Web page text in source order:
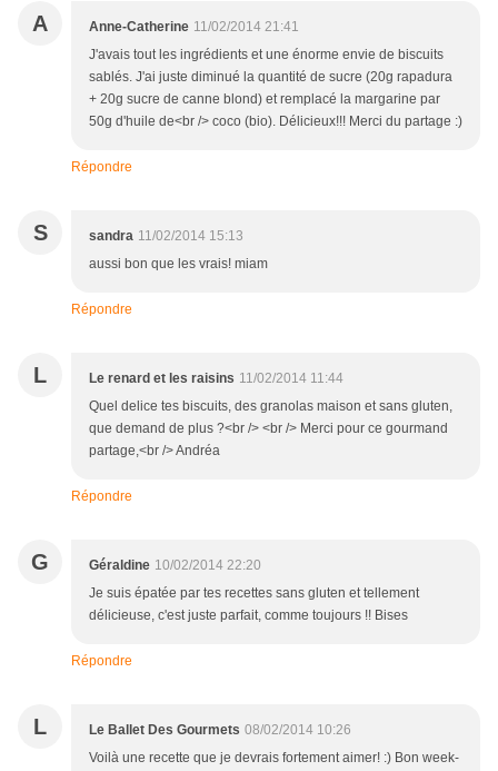
A Anne-Catherine 11/02/2014 21:41
J'avais tout les ingrédients et une énorme envie de biscuits
sablés. J'ai juste diminué la quantité de sucre (20g rapadura
+ 20g sucre de canne blond) et remplacé la margarine par
50g d'huile de<br /> coco (bio). Délicieux!!! Merci du partage :)
Répondre
S sandra 11/02/2014 15:13
aussi bon que les vrais! miam
Répondre
L Le renard et les raisins 11/02/2014 11:44
Quel delice tes biscuits, des granolas maison et sans gluten,
que demand de plus ?<br /> <br /> Merci pour ce gourmand
partage,<br /> Andréa
Répondre
G Géraldine 10/02/2014 22:20
Je suis épatée par tes recettes sans gluten et tellement
délicieuse, c'est juste parfait, comme toujours !! Bises
Répondre
L Le Ballet Des Gourmets 08/02/2014 10:26
Voilà une recette que je devrais fortement aimer! :) Bon week-